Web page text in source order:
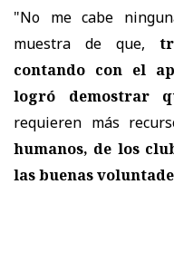
"No me cabe
muestra de que,
contando con el
logró demostrar
requieren más
humanos, de los
las buenas